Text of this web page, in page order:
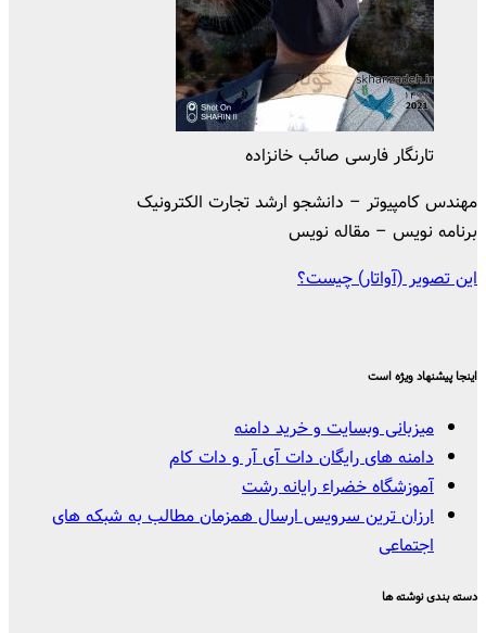
تارنگار فارسی صائب خانزاده
مهندس کامپیوتر – دانشجو ارشد تجارت الکترونیک
برنامه نویس – مقاله نویس
این تصویر (آواتار) چیست؟
اینجا پیشنهاد ویژه است
میزبانی وبسایت و خرید دامنه
دامنه های رایگان دات آی آر و دات کام
آموزشگاه خضراء رایانه رشت
ارزان ترین سرویس ارسال همزمان مطالب به شبکه های
اجتماعی
دسته بندی نوشته ها